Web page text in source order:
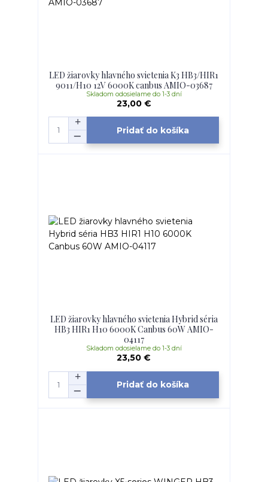
LED žiarovky hlavného svietenia K3 HB3/HIR1
9011/H10 12V 6000K canbus AMIO-03687
23,00 €
Skladom odosielame do 1-3 dní
Pridať do košíka
LED žiarovky hlavného svietenia Hybrid séria
HB3 HIR1 H10 6000K Canbus 60W AMIO-
04117
23,50 €
Skladom odosielame do 1-3 dní
Pridať do košíka